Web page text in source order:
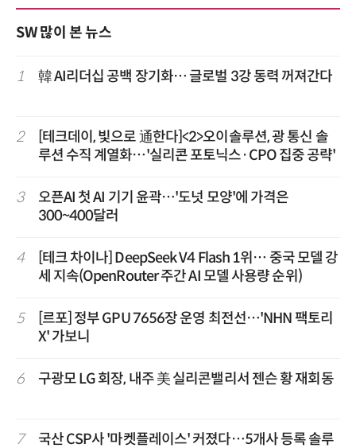
SW 많이 본 뉴스
1 韓 AI리더십 공백 장기화… 글로벌 3강 동력 꺼져간다
2
[테크데이, 빛으로 通한다]<2>오이솔루션, 광 통신 솔
루션 수직 계열화…'실리콘 포토닉스·CPO 집중 공략'
3
오픈AI 첫 AI 기기 윤곽…'도넛 모양'에 가격은
300~400달러
4
[테크 차이나] DeepSeek V4 Flash 1위… 중국 모델 강
세 지속(OpenRouter 주간 AI 모델 사용량 순위)
5
[르포] 정부 GPU 7656장 운영 최전선…'NHN 팩토리
X' 가보니
6 구광모 LG 회장, 내주 美 실리콘밸리서 젠슨 황 재회동
7
국산 CSP사 '마켓플레이스' 커졌다…5개사 등록 솔루